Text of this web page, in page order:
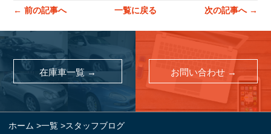
← 前の記事へ 一覧に戻る 次の記事へ →
在庫車一覧 → お問い合わせ →
ホーム >一覧 >スタッフブログ